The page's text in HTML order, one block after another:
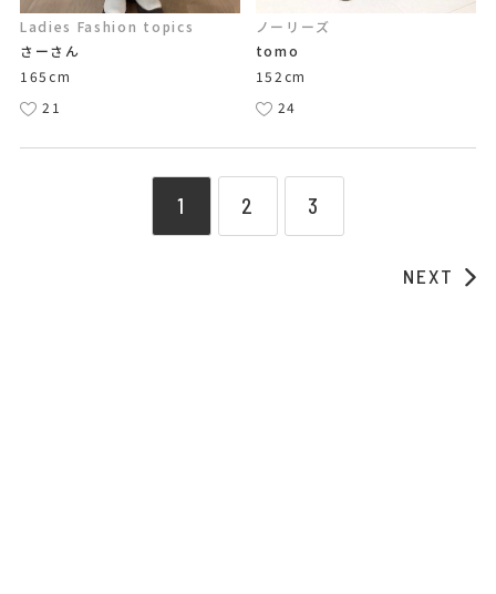
Ladies Fashion topics
さーさん
165cm
21
ノーリーズ
tomo
152cm
24
1 2 3
NEXT